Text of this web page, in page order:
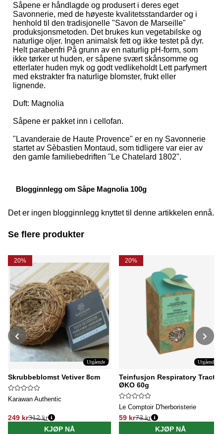
Såpene er håndlagde og produsert i deres eget
Savonnerie, med de høyeste kvalitetsstandarder og i
henhold til den tradisjonelle "Savon de Marseille"
produksjonsmetoden. Det brukes kun vegetabilske og
naturlige oljer. Ingen animalsk fett og ikke testet på dyr.
Helt parabenfri På grunn av en naturlig pH-form, som
ikke tørker ut huden, er såpene svært skånsomme og
etterlater huden myk og godt vedlikeholdt Lett parfymert
med ekstrakter fra naturlige blomster, frukt eller
lignende.
Duft: Magnolia
Såpene er pakket inn i cellofan.
"Lavanderaie de Haute Provence" er en ny Savonnerie
startet av Sèbastien Montaud, som tidligere var eier av
den gamle familiebedriften "Le Chatelard 1802".
Blogginnlegg om Såpe Magnolia 100g
Det er ingen blogginnlegg knyttet til denne artikkelen ennå.
Se flere produkter
20%
Utgående
Skrubbeblomst Vetiver 8cm
Karawan Authentic
249 kr
Vanlig pris:
312 kr
KJØP NÅ
20%
Utgående
Teinfusjon Respiratory Tract
ØKO 60g
Le Comptoir D'herboristerie
59 kr
Vanlig pris:
73 kr
KJØP NÅ